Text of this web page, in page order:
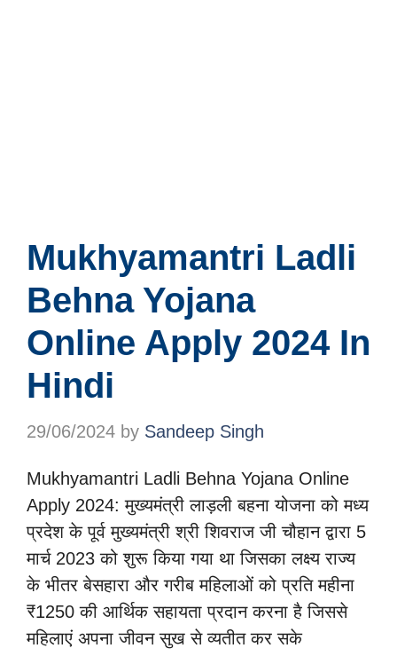
Mukhyamantri Ladli
Behna Yojana
Online Apply 2024 In
Hindi
29/06/2024 by Sandeep Singh
Mukhyamantri Ladli Behna Yojana Online
Apply 2024: मुख्यमंत्री लाड़ली बहना योजना को मध्य
प्रदेश के पूर्व मुख्यमंत्री श्री शिवराज जी चौहान द्वारा 5
मार्च 2023 को शुरू किया गया था जिसका लक्ष्य राज्य
के भीतर बेसहारा और गरीब महिलाओं को प्रति महीना
₹1250 की आर्थिक सहायता प्रदान करना है जिससे
महिलाएं अपना जीवन सुख से व्यतीत कर सके